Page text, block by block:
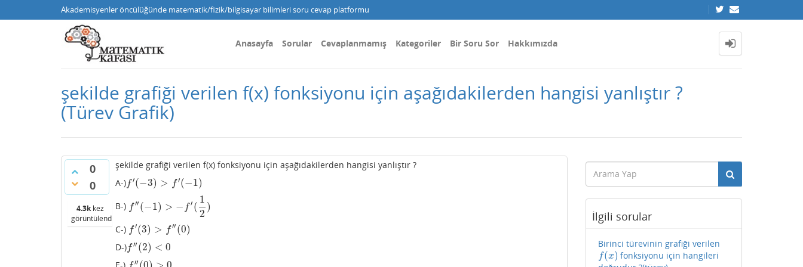
Akademisyenler öncülüğünde matematik/fizik/bilgisayar bilimleri soru cevap platformu
Anasayfa Sorular Cevaplanmamış Kategoriler Bir Soru Sor Hakkımızda
şekilde grafiği verilen f(x) fonksiyonu için aşağıdakilerden hangisi yanlıştır ?
(Türev Grafik)
0
0
4.3kkez
görüntülendi
şekilde grafiği verilen f(x) fonksiyonu için aşağıdakilerden hangisi yanlıştır ?
A-)f′(−3) > f′(−1)
f′(−3)>f′( −1)
B-) f′′ (−1) > − f′ (
1
2
)
f″(−1)>−f (12 )
C-) f′(3) > f′′ (0)
f′(3)>f (0
D-)f′′ (2) < 0
f″(2)<0
′′
İlgili sorular
Birinci türevinin grafiği verilen
f(x)
f(x)
fonksiyonu için hangileri